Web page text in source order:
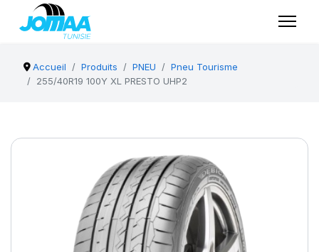
Accueil Produits PNEU
Pneu Tourisme
255/40R19 100Y XL PRESTO UHP2